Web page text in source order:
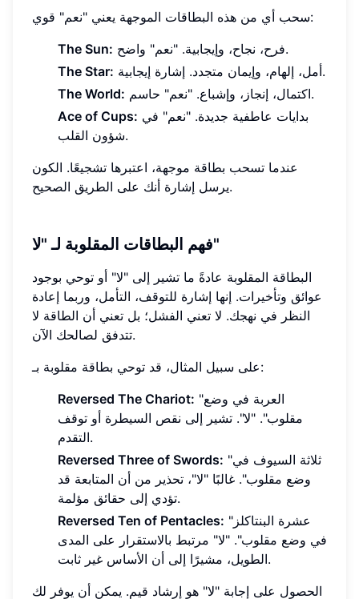
سحب أي من هذه البطاقات الموجهة يعني "نعم" قوي:
The Sun:
فرح، نجاح، وإيجابية. "نعم" واضح.
The Star:
أمل، إلهام، وإيمان متجدد. إشارة إيجابية.
The World:
اكتمال، إنجاز، وإشباع. "نعم" حاسم.
Ace of Cups:
شؤون القلب.
عندما تسحب بطاقة موجهة، اعتبرها تشجيعًا. الكون
يرسل إشارة أنك على الطريق الصحيح.
فهم البطاقات المقلوبة لـ "لا"
البطاقة المقلوبة عادةً ما تشير إلى "لا" أو توحي بوجود
عوائق وتأخيرات. إنها إشارة للتوقف، التأمل، وربما إعادة
النظر في نهجك. لا تعني الفشل؛ بل تعني أن الطاقة لا
تتدفق لصالحك الآن.
على سبيل المثال، قد توحي بطاقة مقلوبة بـ:
Reversed The Chariot: "العربة في وضع
مقلوب". "لا". تشير إلى نقص السيطرة أو توقف
التقدم.
Reversed Three of Swords: "ثلاثة السيوف في
وضع مقلوب". غالبًا "لا"، تحذير من أن المتابعة قد
تؤدي إلى حقائق مؤلمة.
Reversed Ten of Pentacles: "عشرة البنتاكلز
في وضع مقلوب". "لا" مرتبط بالاستقرار على المدى
الطويل، مشيرًا إلى أن الأساس غير ثابت.
الحصول على إجابة "لا" هو إرشاد قيم. يمكن أن يوفر لك